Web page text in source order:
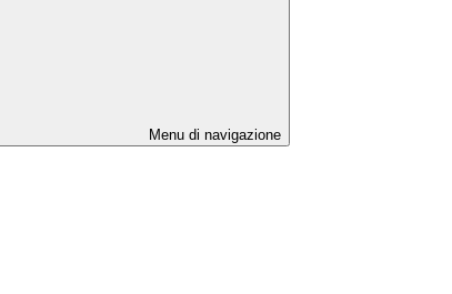
Menu di navigazione